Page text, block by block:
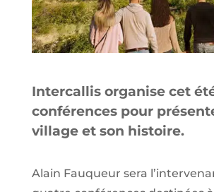
Intercallis organise cet
conférences pour
village et son histoire.
Alain Fauqueur sera